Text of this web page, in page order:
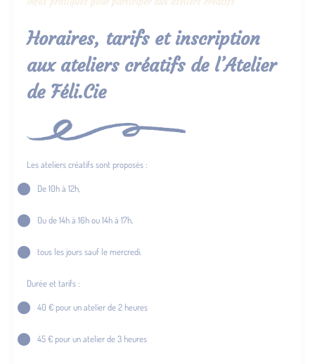
Horaires, tarifs et inscription
aux ateliers créatifs de l’Atelier
de Féli.Cie
Les ateliers créatifs sont proposés :
De 10h à 12h,
Ou de 14h à 16h ou 14h à 17h,
tous les jours sauf le mercredi.
Durée et tarifs :
40 € pour un atelier de 2 heures
45 € pour un atelier de 3 heures